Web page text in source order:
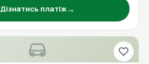
Дізнатись платіж→